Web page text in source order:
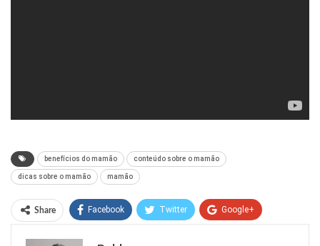
benefícios do mamão conteúdo sobre o mamão
dicas sobre o mamão mamão
Share Facebook Twitter Google+